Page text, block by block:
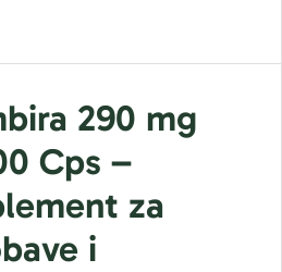
290 mg
Cps –
za
i